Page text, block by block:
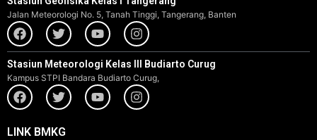
Jalan Meteorologi No. 5, Tanah Tinggi, Tangerang, Banten
Stasiun Meteorologi Kelas III Budiarto Curug
Kampus STPI Bandara Budiarto Curug,
LINK BMKG